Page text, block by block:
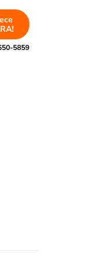
5859